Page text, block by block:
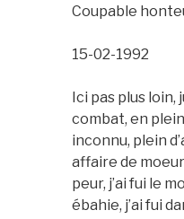
Coupable
15-02-1992
Ici pas plus
combat, en
inconnu, plein
affaire de
peur, j’ai fui le
ébahie, j’ai fui